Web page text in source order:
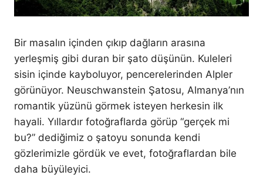
Bir masalın içinden çıkıp dağların arasına
yerleşmiş gibi duran bir şato düşünün. Kuleleri
sisin içinde kayboluyor, pencerelerinden Alpler
görünüyor. Neuschwanstein Şatosu, Almanya’nın
romantik yüzünü görmek isteyen herkesin ilk
hayali. Yıllardır fotoğraflarda görüp “gerçek mi
bu?” dediğimiz o şatoyu sonunda kendi
gözlerimizle gördük ve evet, fotoğraflardan bile
daha büyüleyici.